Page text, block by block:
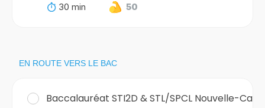
30 min 50
EN ROUTE VERS LE BAC
Baccalauréat STI2D & STL/SPCL Nouvelle-